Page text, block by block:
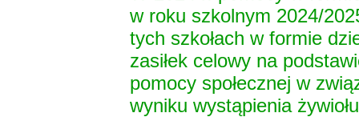
w roku szkolnym 2024/
tych szkołach w formie
zasiłek celowy na
pomocy społecznej w
wyniku wystąpienia